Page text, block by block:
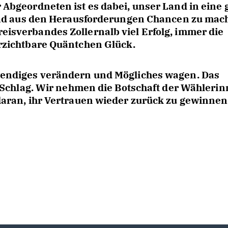
ist es dabei, unser Land in eine
den Herausforderungen Chancen zu
Zollernalb viel Erfolg, immer die
Quäntchen Glück.
verändern und Mögliches wagen. Das
Wir nehmen die Botschaft der
ihr Vertrauen wieder zurück zu